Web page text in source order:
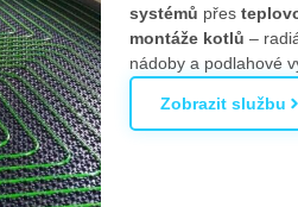
systémů přes
montáže kotlů–
nádoby a podlahové
Zobrazit službu